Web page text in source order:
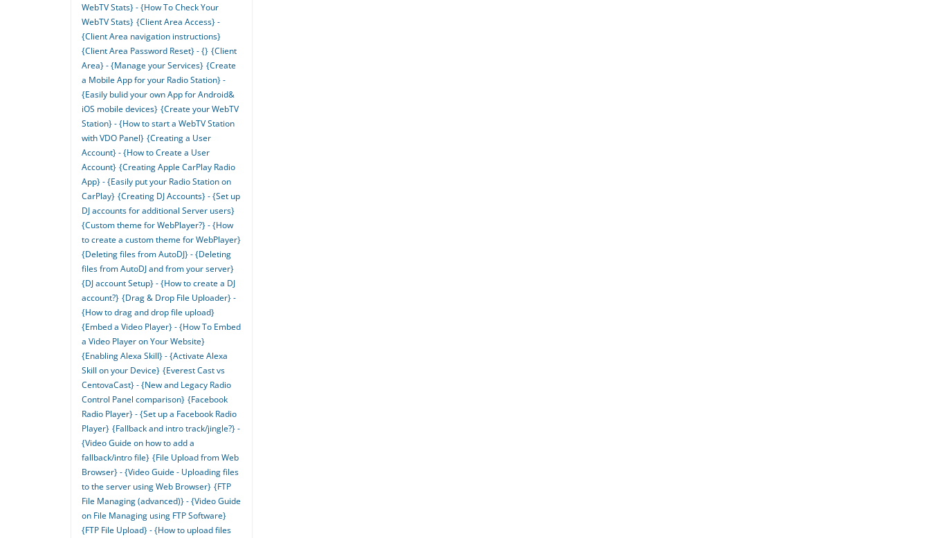
WebTV Stats} - {How To Check Your
WebTV Stats} {Client Area Access} -
{Client Area navigation instructions}
{Client Area Password Reset} - {} {Client
Area} - {Manage your Services} {Create
a Mobile App for your Radio Station} -
{Easily bulid your own App for Android&
iOS mobile devices} {Create your WebTV
Station} - {How to start a WebTV Station
with VDO Panel} {Creating a User
Account} - {How to Create a User
Account} {Creating Apple CarPlay Radio
App} - {Easily put your Radio Station on
CarPlay} {Creating DJ Accounts} - {Set up
DJ accounts for additional Server users}
{Custom theme for WebPlayer?} - {How
to create a custom theme for WebPlayer}
{Deleting files from AutoDJ} - {Deleting
files from AutoDJ and from your server}
{DJ account Setup} - {How to create a DJ
account?} {Drag & Drop File Uploader} -
{How to drag and drop file upload}
{Embed a Video Player} - {How To Embed
a Video Player on Your Website}
{Enabling Alexa Skill} - {Activate Alexa
Skill on your Device} {Everest Cast vs
CentovaCast} - {New and Legacy Radio
Control Panel comparison} {Facebook
Radio Player} - {Set up a Facebook Radio
Player} {Fallback and intro track/jingle?} -
{Video Guide on how to add a
fallback/intro file} {File Upload from Web
Browser} - {Video Guide - Uploading files
to the server using Web Browser} {FTP
File Managing (advanced)} - {Video Guide
on File Managing using FTP Software}
{FTP File Upload} - {How to upload files